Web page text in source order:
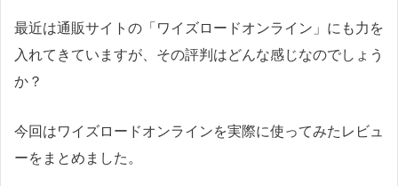
最近は通販サイトの「ワイズロードオンライン」にも力を
入れてきていますが、その評判はどんな感じなのでしょう
か？
今回はワイズロードオンラインを実際に使ってみたレビュ
ーをまとめました。